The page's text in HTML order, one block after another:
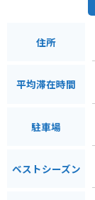
住所
平均滞在時間
駐車場
ベストシーズン